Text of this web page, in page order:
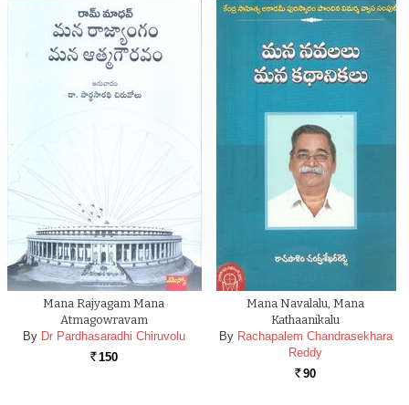
Mana Rajyagam Mana
Atmagowravam
By Dr Pardhasaradhi Chiruvolu
Rs. 150
Mana Navalalu, Mana
Kathaanikalu
By Rachapalem Chandrasekhara
Reddy
Rs. 90